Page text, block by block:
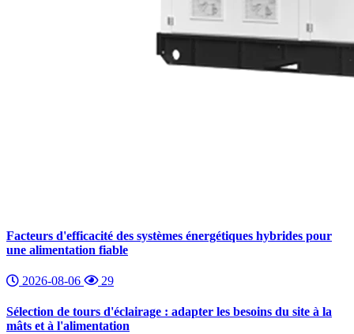
Facteurs d'efficacité des systèmes énergétiques hybrides pour
une alimentation fiable
2026-08-06 29
Sélection de tours d'éclairage : adapter les besoins du site à la
mâts et à l'alimentation